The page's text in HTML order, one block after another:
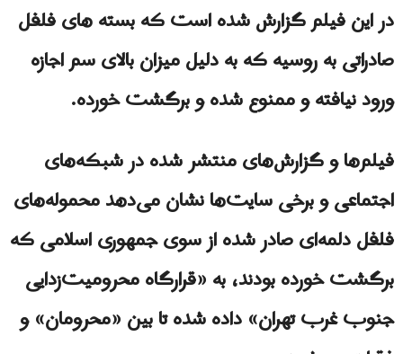
در این فيلم گزارش شده است که بسته های فلفل
صادراتی به روسیه که به دلیل میزان بالای سم اجازه
ورود نیافته و ممنوع شده و برگشت خورده‌.
فیلم‌ها و گزارش‌های منتشر شده در شبکه‌های
اجتماعی و برخی سایت‌ها نشان می‌دهد محموله‌های
فلفل دلمه‌ای صادر شده از سوی جمهوری اسلامی که
برگشت خورده بودند، به «قرارگاه محرومیت‌زدایی
جنوب غرب تهران» داده شده تا بین «محرومان» و